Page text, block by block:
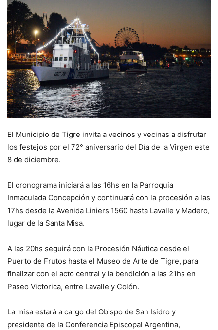
El Municipio de Tigre invita a vecinos y vecinas a disfrutar
los festejos por el 72° aniversario del Día de la Virgen este
8 de diciembre.
El cronograma iniciará a las 16hs en la Parroquia
Inmaculada Concepción y continuará con la procesión a las
17hs desde la Avenida Liniers 1560 hasta Lavalle y Madero,
lugar de la Santa Misa.
A las 20hs seguirá con la Procesión Náutica desde el
Puerto de Frutos hasta el Museo de Arte de Tigre, para
finalizar con el acto central y la bendición a las 21hs en
Paseo Victorica, entre Lavalle y Colón.
La misa estará a cargo del Obispo de San Isidro y
presidente de la Conferencia Episcopal Argentina,